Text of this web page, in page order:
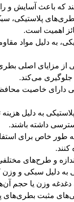
که باعث آسایش و
پلاستیکی،
اهمیت است.
به دلیل مواد
از مزایای اصلی
جلوگیری می‌کند.
دارای خاصیت
به دلیل
داشته باشند.
طور خاص برای
کنند.
و طرح‌های
به دلیل سبکی و وزن
دغدغه وزن یا حجم
مثبت بطری‌های